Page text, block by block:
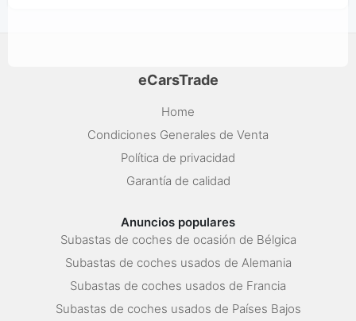
eCarsTrade
Home
Condiciones Generales de Venta
Política de privacidad
Garantía de calidad
Anuncios populares
Subastas de coches de ocasión de Bélgica
Subastas de coches usados de Alemania
Subastas de coches usados de Francia
Subastas de coches usados de Países Bajos